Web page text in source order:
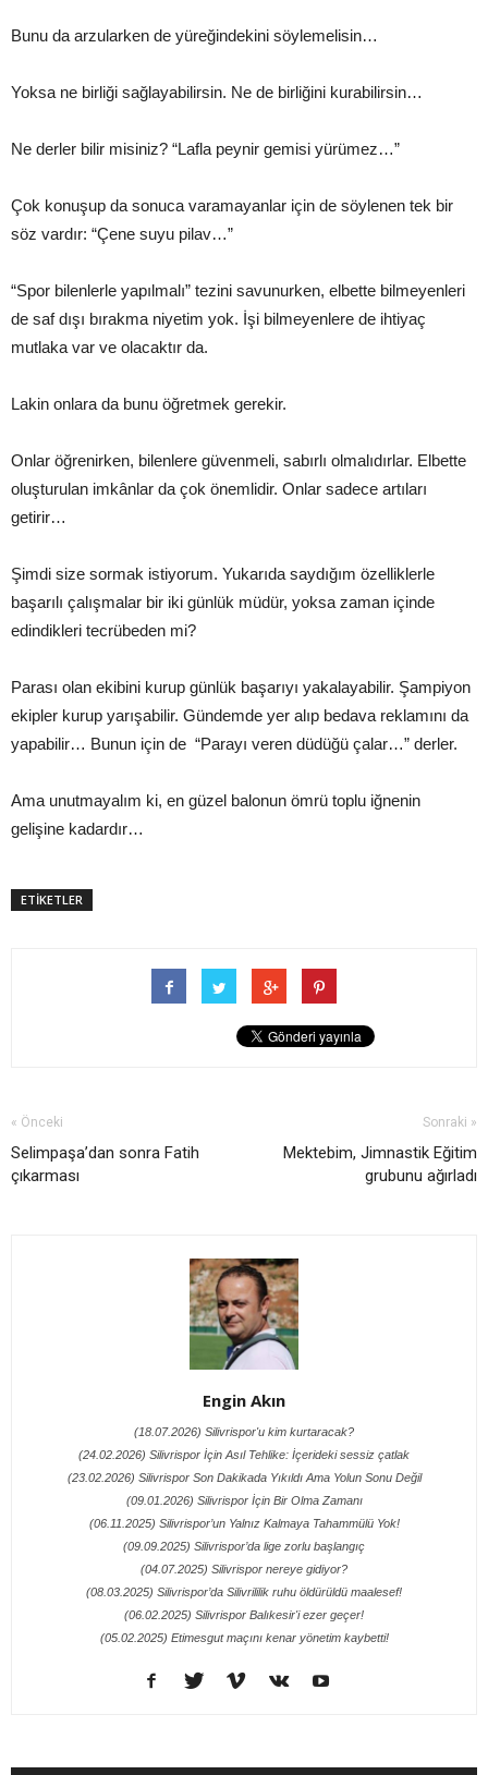
Bunu da arzularken de yüreğindekini söylemelisin…
Yoksa ne birliği sağlayabilirsin. Ne de birliğini kurabilirsin…
Ne derler bilir misiniz? “Lafla peynir gemisi yürümez…”
Çok konuşup da sonuca varamayanlar için de söylenen tek bir
söz vardır: “Çene suyu pilav…”
“Spor bilenlerle yapılmalı” tezini savunurken, elbette bilmeyenleri
de saf dışı bırakma niyetim yok. İşi bilmeyenlere de ihtiyaç
mutlaka var ve olacaktır da.
Lakin onlara da bunu öğretmek gerekir.
Onlar öğrenirken, bilenlere güvenmeli, sabırlı olmalıdırlar. Elbette
oluşturulan imkânlar da çok önemlidir. Onlar sadece artıları
getirir…
Şimdi size sormak istiyorum. Yukarıda saydığım özelliklerle
başarılı çalışmalar bir iki günlük müdür, yoksa zaman içinde
edindikleri tecrübeden mi?
Parası olan ekibini kurup günlük başarıyı yakalayabilir. Şampiyon
ekipler kurup yarışabilir. Gündemde yer alıp bedava reklamını da
yapabilir… Bunun için de “Parayı veren düdüğü çalar…” derler.
Ama unutmayalım ki, en güzel balonun ömrü toplu iğnenin
gelişine kadardır…
ETİKETLER
« Önceki
Selimpaşa’dan sonra Fatih
çıkarması
Sonraki »
Mektebim, Jimnastik Eğitim
grubunu ağırladı
Engin Akın
(18.07.2026) Silivrispor'u kim kurtaracak?
(24.02.2026) Silivrispor İçin Asıl Tehlike: İçerideki sessiz çatlak
(23.02.2026) Silivrispor Son Dakikada Yıkıldı Ama Yolun Sonu Değil
(09.01.2026) Silivrispor İçin Bir Olma Zamanı
(06.11.2025) Silivrispor’un Yalnız Kalmaya Tahammülü Yok!
(09.09.2025) Silivrispor’da lige zorlu başlangıç
(04.07.2025) Silivrispor nereye gidiyor?
(08.03.2025) Silivrispor’da Silivrililik ruhu öldürüldü maalesef!
(06.02.2025) Silivrispor Balıkesir'i ezer geçer!
(05.02.2025) Etimesgut maçını kenar yönetim kaybetti!